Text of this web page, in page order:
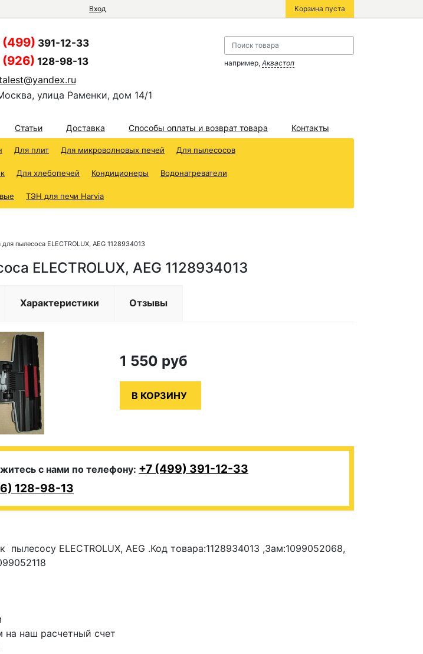
Вход Корзина пуста
(499) 391-12-33
(926) 128-98-13
улица Раменки, дом 14/1
например, Аквастоп
Статьи Доставка Способы оплаты и возврат товара Контакты
Для плит Для микроволновых печей Для пылесосов
Для хлебопечей Кондиционеры Водонагреватели
ТЭН для печи Harvia
для пылесоса ELECTROLUX, AEG 1128934013
ELECTROLUX, AEG 1128934013
Характеристики Отзывы
1 550 руб
с нами по телефону: +7 (499) 391-12-33
128-98-13
ELECTROLUX, AEG .Код товара:1128934013 ,Зам:1099052068,
на наш расчетный счет